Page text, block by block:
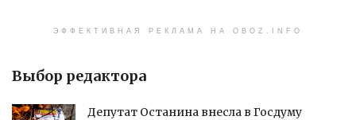
ЭФФЕКТИВНАЯ РЕКЛАМА НА OBOZ.INFO
Выбор редактора
Депутат Останина внесла в Госдуму